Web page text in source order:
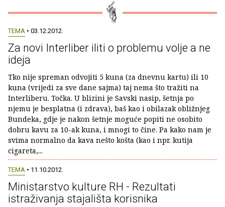
TEMA • 03.12.2012.
Za novi Interliber iliti o problemu volje a ne
ideja
Tko nije spreman odvojiti 5 kuna (za dnevnu kartu) ili 10
kuna (vrijedi za sve dane sajma) taj nema što tražiti na
Interliberu. Točka. U blizini je Savski nasip, šetnja po
njemu je besplatna (i zdrava), baš kao i obilazak obližnjeg
Bundeka, gdje je nakon šetnje moguće popiti ne osobito
dobru kavu za 10-ak kuna, i mnogi to čine. Pa kako nam je
svima normalno da kava nešto košta (kao i npr. kutija
cigareta,...
TEMA • 11.10.2012.
Ministarstvo kulture RH - Rezultati
istraživanja stajališta korisnika